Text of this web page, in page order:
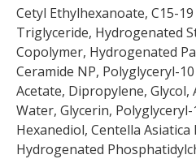
Cetyl Ethylhexanoate, C15-
Triglyceride, Hydrogenated
Copolymer, Hydrogenated
Ceramide NP, Polyglyceryl-
Acetate, Dipropylene, Glycol,
Water, Glycerin,
Hexanediol, Centella
Hydrogenated